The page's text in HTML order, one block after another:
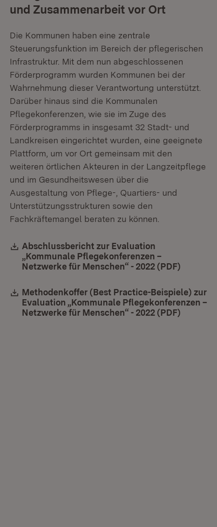
und Zusammenarbeit vor Ort
Die Kommunen haben eine zentrale
Steuerungsfunktion im Bereich der pflegerischen
Infrastruktur. Mit dem nun abgeschlossenen
Förderprogramm wurden Kommunen bei der
Wahrnehmung dieser Verantwortung unterstützt.
Darüber hinaus sind die Kommunalen
Pflegekonferenzen, wie sie im Zuge des
Förderprogramms in insgesamt 32 Stadt- und
Landkreisen eingerichtet wurden, eine geeignete
Plattform, um vor Ort gemeinsam mit den
weiteren örtlichen Akteuren in der Langzeitpflege
und im Gesundheitswesen über die
Ausgestaltung von Pflege-, Quartiers- und
Unterstützungsstrukturen sowie den
Fachkräftemangel beraten zu können.
Download:
Abschlussbericht zur Evaluation
„Kommunale Pflegekonferenzen –
Netzwerke für Menschen“ - 2022 (PDF)
Download:
Methodenkoffer (Best Practice-Beispiele) zur
Evaluation „Kommunale Pflegekonferenzen –
Netzwerke für Menschen“ - 2022 (PDF)